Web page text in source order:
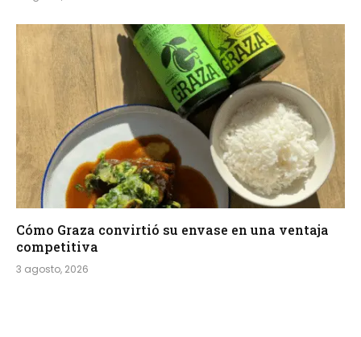
Cómo Graza convirtió su envase en una ventaja
competitiva
3 agosto, 2026